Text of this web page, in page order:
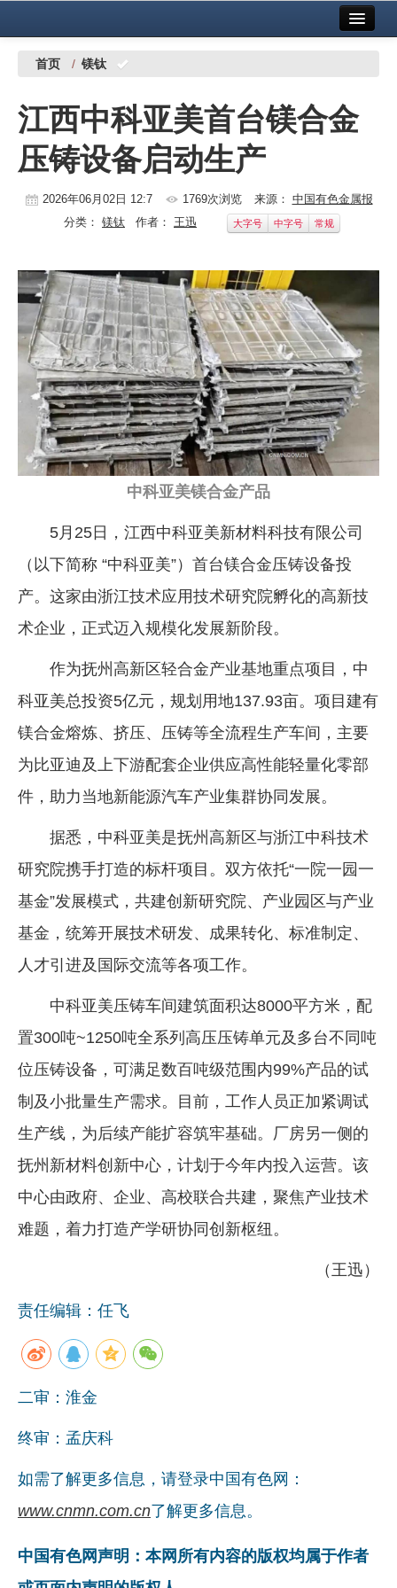
中国有色金属报社主办
铜镍铅锌
铝
稀有稀土
科技
镁钛
地矿 建设
党建工作
企业文化
《资源再生》杂志
数字报
首页 / 镁钛
江西中科亚美首台镁合金
压铸设备启动生产
2026年06月02日 12:7 1769次浏览 来源： 中国有色金属报
分类： 镁钛 作者： 王迅 大字号 中字号 常规
中科亚美镁合金产品
5月25日，江西中科亚美新材料科技有限公司
（以下简称 “中科亚美”）首台镁合金压铸设备投
产。这家由浙江技术应用技术研究院孵化的高新技
术企业，正式迈入规模化发展新阶段。
作为抚州高新区轻合金产业基地重点项目，中
科亚美总投资5亿元，规划用地137.93亩。项目建有
镁合金熔炼、挤压、压铸等全流程生产车间，主要
为比亚迪及上下游配套企业供应高性能轻量化零部
件，助力当地新能源汽车产业集群协同发展。
据悉，中科亚美是抚州高新区与浙江中科技术
研究院携手打造的标杆项目。双方依托“一院一园一
基金”发展模式，共建创新研究院、产业园区与产业
基金，统筹开展技术研发、成果转化、标准制定、
人才引进及国际交流等各项工作。
中科亚美压铸车间建筑面积达8000平方米，配
置300吨~1250吨全系列高压压铸单元及多台不同吨
位压铸设备，可满足数百吨级范围内99%产品的试
制及小批量生产需求。目前，工作人员正加紧调试
生产线，为后续产能扩容筑牢基础。厂房另一侧的
抚州新材料创新中心，计划于今年内投入运营。该
中心由政府、企业、高校联合共建，聚焦产业技术
难题，着力打造产学研协同创新枢纽。
（王迅）
责任编辑：任飞
二审：淮金
终审：孟庆科
如需了解更多信息，请登录中国有色网：
www.cnmn.com.cn了解更多信息。
中国有色网声明：本网所有内容的版权均属于作者